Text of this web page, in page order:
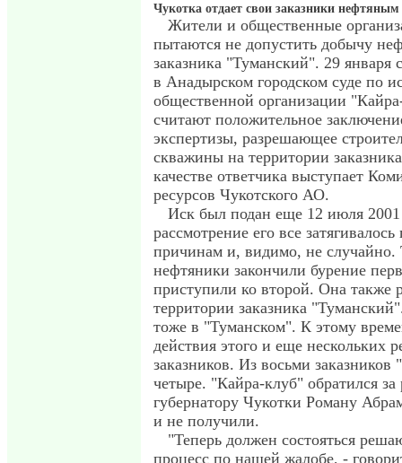
Чукотка отдает свои заказники
Жители и общественные
пытаются не допустить добычу
заказника "Туманский". 29 января
в Анадырском городском суде по
общественной организации
считают положительное
экспертизы, разрешающее
скважины на территории
качестве ответчика выступает
ресурсов Чукотского АО.
Иск был подан еще 12 июля 2001
рассмотрение его все
причинам и, видимо, не случайно.
нефтяники закончили бурение
приступили ко второй. Она также
территории заказника
тоже в "Туманском". К этому
действия этого и еще нескольких
заказников. Из восьми
четыре. "Кайра-клуб" обратился за
губернатору Чукотки Роману
и не получили.
"Теперь должен состояться
процесс по нашей жалобе, -